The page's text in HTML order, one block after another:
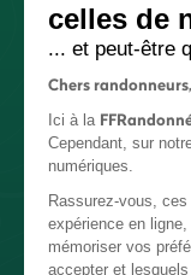
celles de
... et peut-être
Chers randonneurs,
Ici à la
Cependant, sur
numériques.
Rassurez-vous,
expérience en
mémoriser vos
accepter et